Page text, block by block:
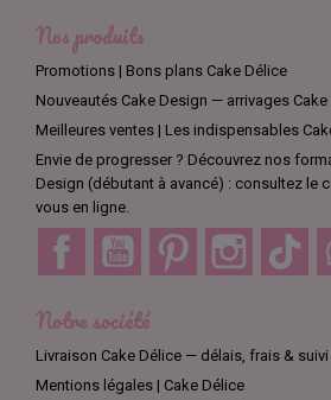
alimentaire.
Les dentelles alimentaires en pâte Cake
d'ajouter un colorant alimentaire pour créer
bleu marine ou encore violet.
Les accessoires pour
alimentaire
préparation. Les tapis de dentelle en silicone
vous offrent un large choix de tapis de
pouvez ainsi créer facilement de larges
Nos produits
Promotions | Bons plans Cake Délice
Nouveautés Cake Design — arrivages Cake
Meilleures ventes | Les indispensables
Envie de progresser ? Découvrez nos
Design (débutant à avancé) : consultez le
vous en ligne.
Facebook YouTube Pinterest Instagram
Notre société
Livraison Cake Délice — délais, frais & suivi
Mentions légales | Cake Délice